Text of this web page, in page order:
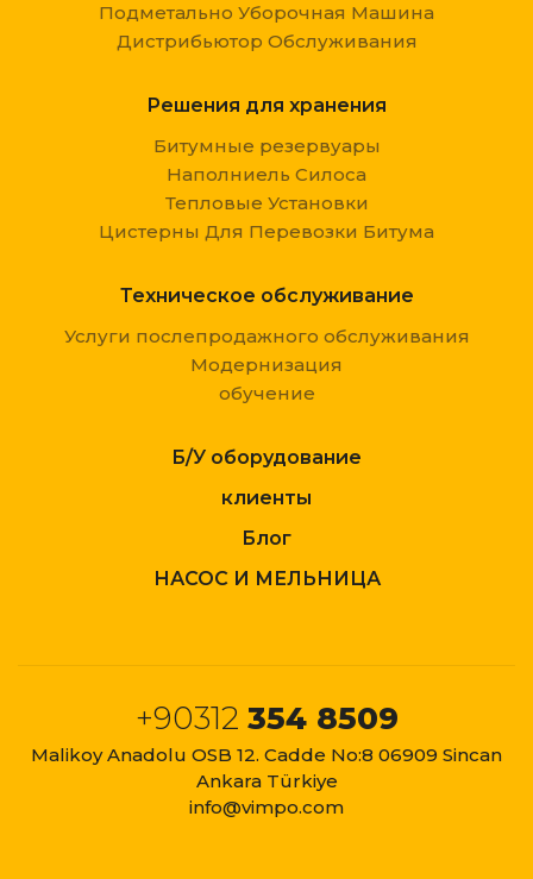
Подметально Уборочная Машина
Дистрибьютор Обслуживания
Решения для хранения
Битумные резервуары
Наполниель Силоса
Тепловые Установки
Цистерны Для Перевозки Битума
Техническое обслуживание
Услуги послепродажного обслуживания
Модернизация
обучение
Б/У оборудование
клиенты
Блог
НАСОС И МЕЛЬНИЦА
+90312 354 8509
Malikoy Anadolu OSB 12. Cadde No:8 06909 Sincan
Ankara Türkiye
info@vimpo.com